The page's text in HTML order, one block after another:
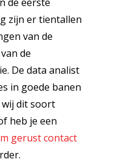
zijn er tientallen
van de
de
De data analist
in goede banen
wij dit soort
heb je een
gerust contact